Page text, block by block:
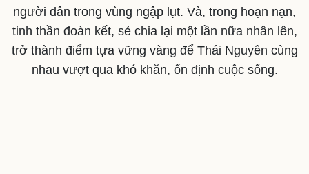
người dân trong vùng ngập lụt. Và, trong hoạn nạn,
tinh thần đoàn kết, sẻ chia lại một lần nữa nhân lên,
trở thành điểm tựa vững vàng để Thái Nguyên cùng
nhau vượt qua khó khăn, ổn định cuộc sống.